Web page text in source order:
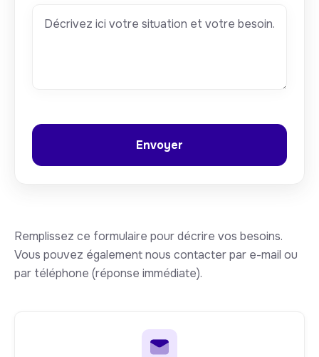
Remplissez ce formulaire pour décrire vos besoins.
Vous pouvez également nous contacter par e-mail ou
par téléphone (réponse immédiate).